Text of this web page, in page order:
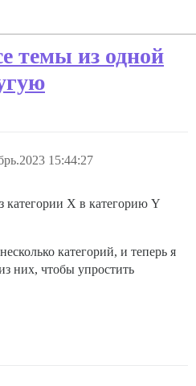
темы из одной
15:44:27
категории X в категорию Y
категорий, и теперь я
них, чтобы упростить